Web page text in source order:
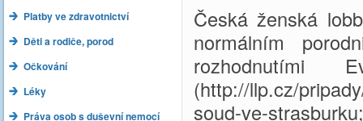
Platby ve zdravotnictví
Děti a rodiče, porod
Očkování
Léky
Práva osob s duševní nemocí
Česká ženská
normálním
rozhodnutími
(http://llp.cz/
soud-ve-